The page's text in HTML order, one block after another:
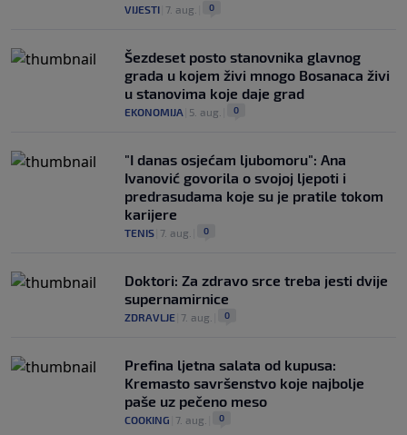
VIJESTI 7. aug. 0
Šezdeset posto stanovnika glavnog
grada u kojem živi mnogo Bosanaca živi
u stanovima koje daje grad
EKONOMIJA 5. aug. 0
"I danas osjećam ljubomoru": Ana
Ivanović govorila o svojoj ljepoti i
predrasudama koje su je pratile tokom
karijere
TENIS 7. aug. 0
Doktori: Za zdravo srce treba jesti dvije
supernamirnice
ZDRAVLJE 7. aug. 0
Prefina ljetna salata od kupusa:
Kremasto savršenstvo koje najbolje
paše uz pečeno meso
COOKING 7. aug. 0